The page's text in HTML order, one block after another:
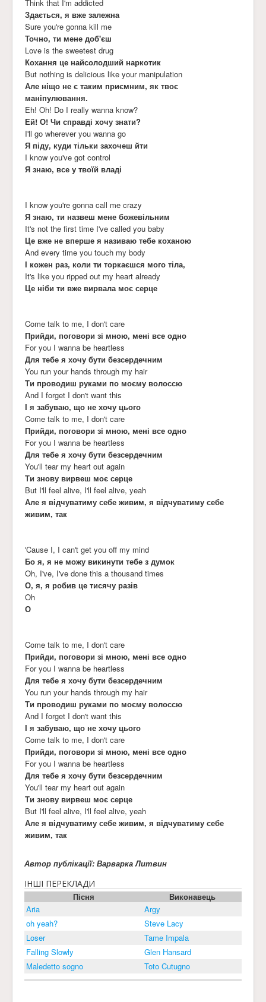
Think that I'm addicted
Здається, я вже залежна
Sure you're gonna kill me
Точно, ти мене доб'єш
Love is the sweetest drug
Кохання це найсолодший наркотик
But nothing is delicious like your manipulation
Але ніщо не є таким приємним, як твоє
маніпулювання.
Eh! Oh! Do I really wanna know?
Ей! О! Чи справді хочу знати?
I'll go wherever you wanna go
Я піду, куди тільки захочеш йти
I know you've got control
Я знаю, все у твоїй владі
I know you're gonna call me crazy
Я знаю, ти назвеш мене божевільним
It's not the first time I've called you baby
Це вже не вперше я називаю тебе коханою
And every time you touch my body
І кожен раз, коли ти торкаєшся мого тіла,
It's like you ripped out my heart already
Це ніби ти вже вирвала моє серце
Come talk to me, I don't care
Прийди, поговори зі мною, мені все одно
For you I wanna be heartless
Для тебе я хочу бути безсердечним
You run your hands through my hair
Ти проводиш руками по моєму волоссю
And I forget I don't want this
І я забуваю, що не хочу цього
Come talk to me, I don't care
Прийди, поговори зі мною, мені все одно
For you I wanna be heartless
Для тебе я хочу бути безсердечним
You'll tear my heart out again
Ти знову вирвеш моє серце
But I'll feel alive, I'll feel alive, yeah
Але я відчуватиму себе живим, я відчуватиму себе
живим, так
'Cause I, I can't get you off my mind
Бо я, я не можу викинути тебе з думок
Oh, I've, I've done this a thousand times
О, я, я робив це тисячу разів
Oh
О
Come talk to me, I don't care
Прийди, поговори зі мною, мені все одно
For you I wanna be heartless
Для тебе я хочу бути безсердечним
You run your hands through my hair
Ти проводиш руками по моєму волоссю
And I forget I don't want this
І я забуваю, що не хочу цього
Come talk to me, I don't care
Прийди, поговори зі мною, мені все одно
For you I wanna be heartless
Для тебе я хочу бути безсердечним
You'll tear my heart out again
Ти знову вирвеш моє серце
But I'll feel alive, I'll feel alive, yeah
Але я відчуватиму себе живим, я відчуватиму себе
живим, так
Автор публікації: Варварка Литвин
ІНШІ ПЕРЕКЛАДИ
Пісня
Виконавець
Aria
Argy
oh yeah?
Steve Lacy
Loser
Tame Impala
Falling Slowly
Glen Hansard
Maledetto sogno
Toto Cutugno